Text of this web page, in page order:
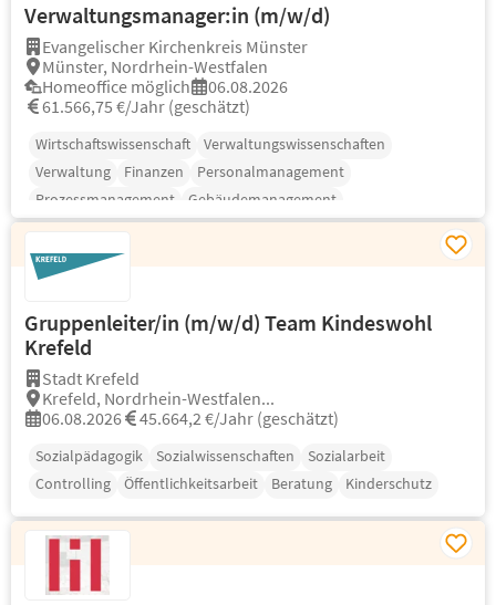
Verwaltungsmanager:in (m/w/d)
Evangelischer Kirchenkreis Münster
Münster, Nordrhein-Westfalen
Homeoffice möglich
06.08.2026
61.566,75 €/Jahr (geschätzt)
Wirtschaftswissenschaft
Verwaltungswissenschaften
Verwaltung
Finanzen
Personalmanagement
Prozessmanagement
Gebäudemanagement
Gruppenleiter/in (m/w/d) Team Kindeswohl
Krefeld
Stadt Krefeld
Krefeld, Nordrhein-Westfalen...
06.08.2026
45.664,2 €/Jahr (geschätzt)
Sozialpädagogik Sozialwissenschaften
Sozialarbeit
Controlling
Öffentlichkeitsarbeit Beratung Kinderschutz